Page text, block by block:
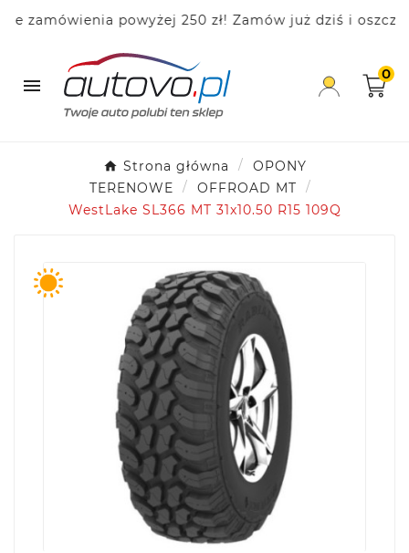
powyżej 250 zł! Zamów już dziś i

0
Strona główna
OPONY
TERENOWE
OFFROAD MT
WestLake SL366 MT 31x10.50 R15 109Q